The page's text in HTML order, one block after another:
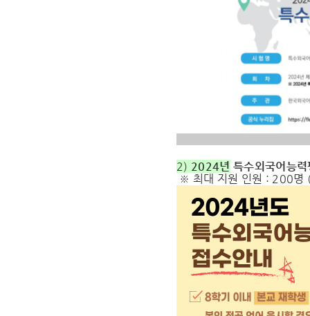
2) 2024년 특수외국어능
※ 최대 지원 인원 : 200명